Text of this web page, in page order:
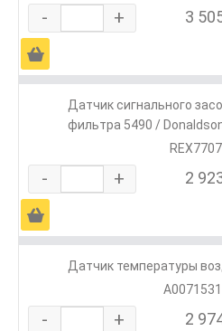
- + 3
Ä
Датчик сигнального
фильтра 5490 /
- + 2
Ä
Датчик температуры
- + 2